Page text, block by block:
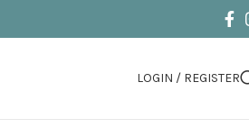
LOGIN / REGISTER